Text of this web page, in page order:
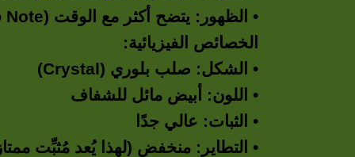
• الظهور: يتضح أكثر مع الوقت (Note قاعدية)
الخصائص الفيزيائية:
• الشكل: صلب بلوري (Crystal)
• اللون: أبيض مائل للشفاف
• الثبات: عالي جدًا
• التطاير: منخفض (لهذا يُعد مُثبِّت